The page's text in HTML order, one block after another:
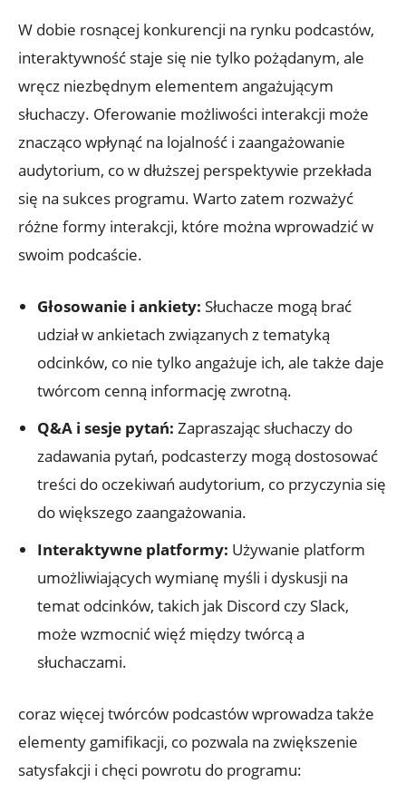
W dobie rosnącej konkurencji na rynku podcastów,
interaktywność staje się nie tylko pożądanym, ale
wręcz niezbędnym elementem angażującym
słuchaczy. Oferowanie możliwości interakcji może
znacząco wpłynąć na lojalność i zaangażowanie
audytorium, co w dłuższej perspektywie przekłada
się na sukces programu. Warto zatem rozważyć
różne formy interakcji, które można wprowadzić w
swoim podcaście.
Głosowanie i ankiety: Słuchacze mogą brać
udział w ankietach związanych z tematyką
odcinków, co nie tylko angażuje ich, ale także daje
twórcom cenną informację zwrotną.
Q&A i sesje pytań: Zapraszając słuchaczy do
zadawania pytań, podcasterzy mogą dostosować
treści do oczekiwań audytorium, co przyczynia się
do większego zaangażowania.
Interaktywne platformy: Używanie platform
umożliwiających wymianę myśli i dyskusji na
temat odcinków, takich jak Discord czy Slack,
może wzmocnić więź między twórcą a
słuchaczami.
coraz więcej twórców podcastów wprowadza także
elementy gamifikacji, co pozwala na zwiększenie
satysfakcji i chęci powrotu do programu: